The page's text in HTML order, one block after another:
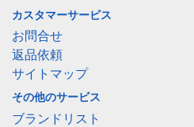
カスタマーサービス
お問合せ
返品依頼
サイトマップ
その他のサービス
ブランドリスト